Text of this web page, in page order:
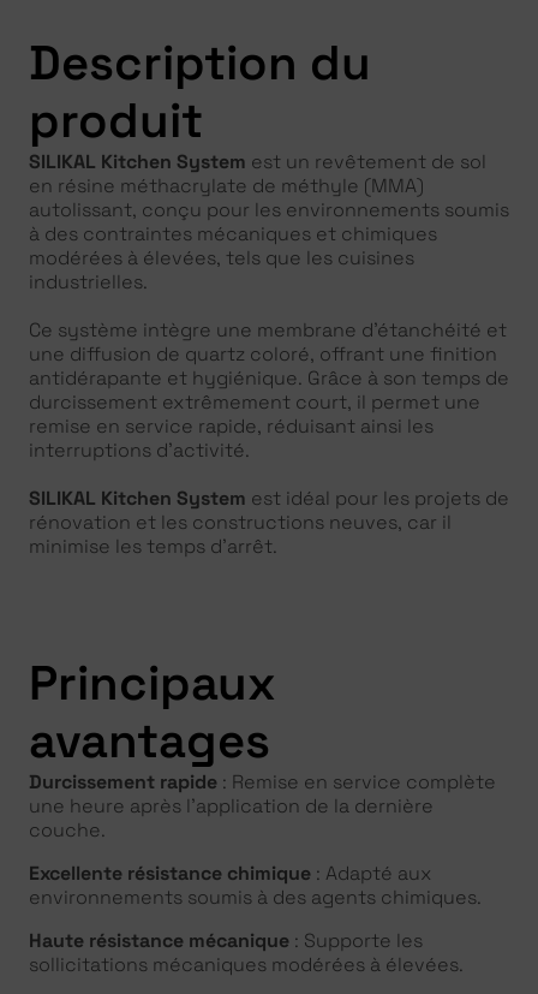
Description du
produit
SILIKAL Kitchen System est un revêtement de sol
en résine méthacrylate de méthyle (MMA)
autolissant, conçu pour les environnements soumis
à des contraintes mécaniques et chimiques
modérées à élevées, tels que les cuisines
industrielles.
Ce système intègre une membrane d’étanchéité et
une diffusion de quartz coloré, offrant une finition
antidérapante et hygiénique. Grâce à son temps de
durcissement extrêmement court, il permet une
remise en service rapide, réduisant ainsi les
interruptions d’activité.
SILIKAL Kitchen System est idéal pour les projets de
rénovation et les constructions neuves, car il
minimise les temps d’arrêt.
Principaux
avantages
Durcissement rapide : Remise en service complète
une heure après l’application de la dernière
couche.
Excellente résistance chimique : Adapté aux
environnements soumis à des agents chimiques.
Haute résistance mécanique : Supporte les
sollicitations mécaniques modérées à élevées.